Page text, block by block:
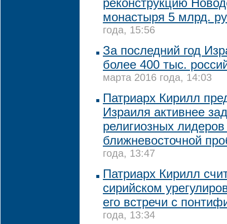
реконструкцию
монастыря 5 млрд.
года, 15:56
За последний год
более 400 тыс.
марта 2016 года, 14:03
Патриарх Кирилл
Израиля активнее
религиозных
ближневосточной
года, 13:47
Патриарх Кирилл
сирийском
его встречи с
года, 13:34